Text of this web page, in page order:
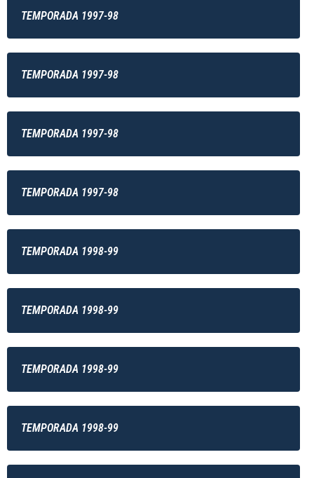
TEMPORADA 1997-98
TEMPORADA 1997-98
TEMPORADA 1997-98
TEMPORADA 1997-98
TEMPORADA 1998-99
TEMPORADA 1998-99
TEMPORADA 1998-99
TEMPORADA 1998-99